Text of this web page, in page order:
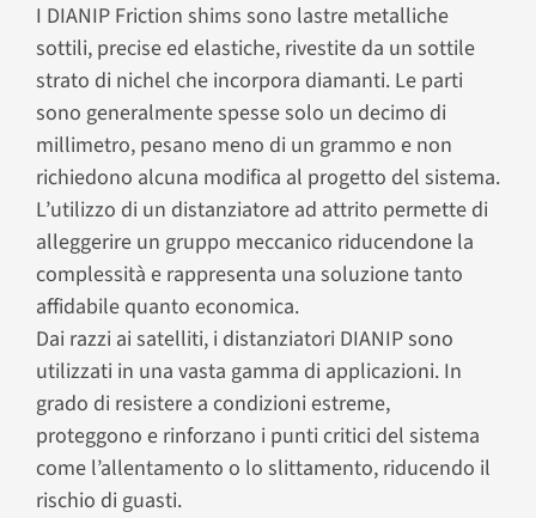
I DIANIP Friction shims sono lastre metalliche
sottili, precise ed elastiche, rivestite da un sottile
strato di nichel che incorpora diamanti. Le parti
sono generalmente spesse solo un decimo di
millimetro, pesano meno di un grammo e non
richiedono alcuna modifica al progetto del sistema.
L’utilizzo di un distanziatore ad attrito permette di
alleggerire un gruppo meccanico riducendone la
complessità e rappresenta una soluzione tanto
affidabile quanto economica.
Dai razzi ai satelliti, i distanziatori DIANIP sono
utilizzati in una vasta gamma di applicazioni. In
grado di resistere a condizioni estreme,
proteggono e rinforzano i punti critici del sistema
come l’allentamento o lo slittamento, riducendo il
rischio di guasti.